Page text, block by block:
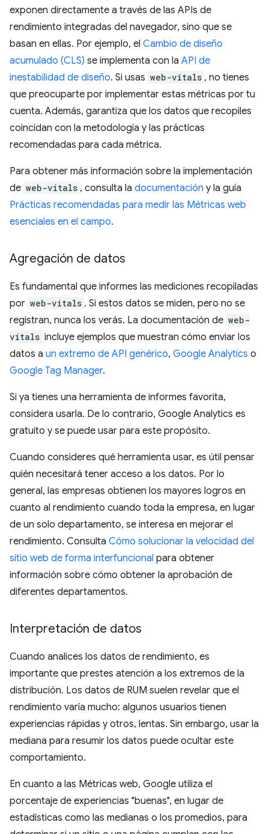
exponen directamente a través de las APIs de
rendimiento integradas del navegador, sino que se
basan en ellas. Por ejemplo, el Cambio de diseño
acumulado (CLS) se implementa con la API de
inestabilidad de diseño. Si usas web-vitals , no tienes
que preocuparte por implementar estas métricas por tu
cuenta. Además, garantiza que los datos que recopiles
coincidan con la metodología y las prácticas
recomendadas para cada métrica.
Para obtener más información sobre la implementación
de web-vitals , consulta la documentación y la guía
Prácticas recomendadas para medir las Métricas web
esenciales en el campo.
Agregación de datos
Es fundamental que informes las mediciones recopiladas
por web-vitals . Si estos datos se miden, pero no se
registran, nunca los verás. La documentación de web-
vitals incluye ejemplos que muestran cómo enviar los
datos a un extremo de API genérico, Google Analytics o
Google Tag Manager.
Si ya tienes una herramienta de informes favorita,
considera usarla. De lo contrario, Google Analytics es
gratuito y se puede usar para este propósito.
Cuando consideres qué herramienta usar, es útil pensar
quién necesitará tener acceso a los datos. Por lo
general, las empresas obtienen los mayores logros en
cuanto al rendimiento cuando toda la empresa, en lugar
de un solo departamento, se interesa en mejorar el
rendimiento. Consulta Cómo solucionar la velocidad del
sitio web de forma interfuncional para obtener
información sobre cómo obtener la aprobación de
diferentes departamentos.
Interpretación de datos
Cuando analices los datos de rendimiento, es
importante que prestes atención a los extremos de la
distribución. Los datos de RUM suelen revelar que el
rendimiento varía mucho: algunos usuarios tienen
experiencias rápidas y otros, lentas. Sin embargo, usar la
mediana para resumir los datos puede ocultar este
comportamiento.
En cuanto a las Métricas web, Google utiliza el
porcentaje de experiencias "buenas", en lugar de
estadísticas como las medianas o los promedios, para